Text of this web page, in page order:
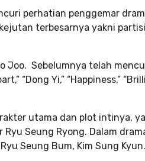
perhatian penggemar
terbesarnya yakni
Joo. Sebelumnya telah
“Dong Yi,” “Happiness,”
utama dan plot intinya,
Seung Ryong. Dalam
Seung Bum, Kim Sung Kyun.